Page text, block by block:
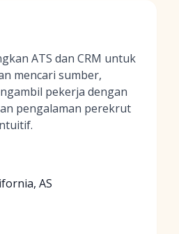
ATS dan CRM untuk
mencari sumber,
pekerja dengan
pengalaman perekrut
AS